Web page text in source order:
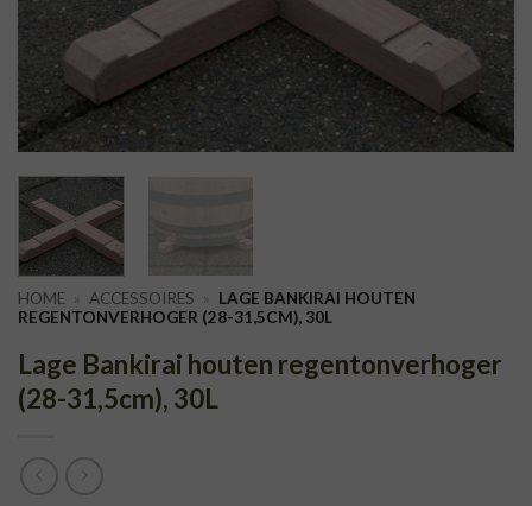
HOME » ACCESSOIRES » LAGE BANKIRAI HOUTEN
REGENTONVERHOGER (28-31,5CM), 30L
Lage Bankirai houten regentonverhoger
(28-31,5cm), 30L